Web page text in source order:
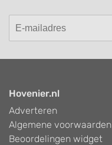
Hovenier.nl
Adverteren
Algemene voorwaarden
Beoordelingen widget